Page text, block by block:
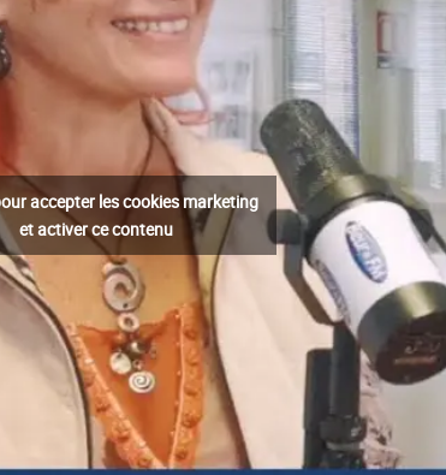
accepter les cookies marketing
et activer ce contenu